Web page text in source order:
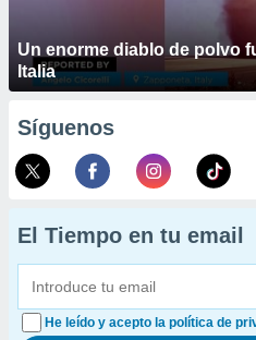
Un enorme diablo de polvo
Italia
Síguenos
El Tiempo en tu email
He leído y acepto la política de